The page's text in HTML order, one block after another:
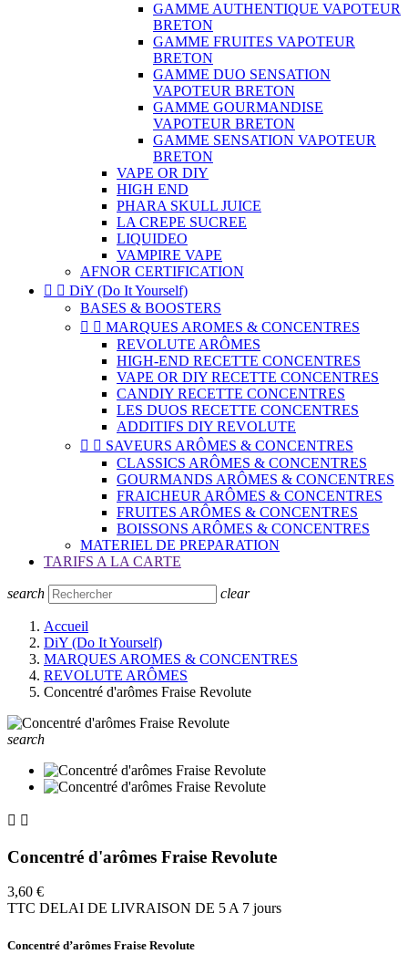
GAMME AUTHENTIQUE VAPOTEUR
BRETON
GAMME FRUITES VAPOTEUR
BRETON
GAMME DUO SENSATION
VAPOTEUR BRETON
GAMME GOURMANDISE
VAPOTEUR BRETON
GAMME SENSATION VAPOTEUR
BRETON
VAPE OR DIY
HIGH END
PHARA SKULL JUICE
LA CREPE SUCREE
LIQUIDEO
VAMPIRE VAPE
AFNOR CERTIFICATION
  DiY (Do It Yourself)
BASES & BOOSTERS
  MARQUES AROMES & CONCENTRES
REVOLUTE ARÔMES
HIGH-END RECETTE CONCENTRES
VAPE OR DIY RECETTE CONCENTRES
CANDIY RECETTE CONCENTRES
LES DUOS RECETTE CONCENTRES
ADDITIFS DIY REVOLUTE
  SAVEURS ARÔMES & CONCENTRES
CLASSICS ARÔMES & CONCENTRES
GOURMANDS ARÔMES & CONCENTRES
FRAICHEUR ARÔMES & CONCENTRES
FRUITES ARÔMES & CONCENTRES
BOISSONS ARÔMES & CONCENTRES
MATERIEL DE PREPARATION
TARIFS A LA CARTE
search clear
Accueil
DiY (Do It Yourself)
MARQUES AROMES & CONCENTRES
REVOLUTE ARÔMES
Concentré d'arômes Fraise Revolute
search
 
Concentré d'arômes Fraise Revolute
3,60 €
TTC DELAI DE LIVRAISON DE 5 A 7 jours
Concentré d’arômes Fraise Revolute